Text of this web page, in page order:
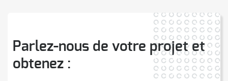
Parlez-nous de votre projet et
obtenez :